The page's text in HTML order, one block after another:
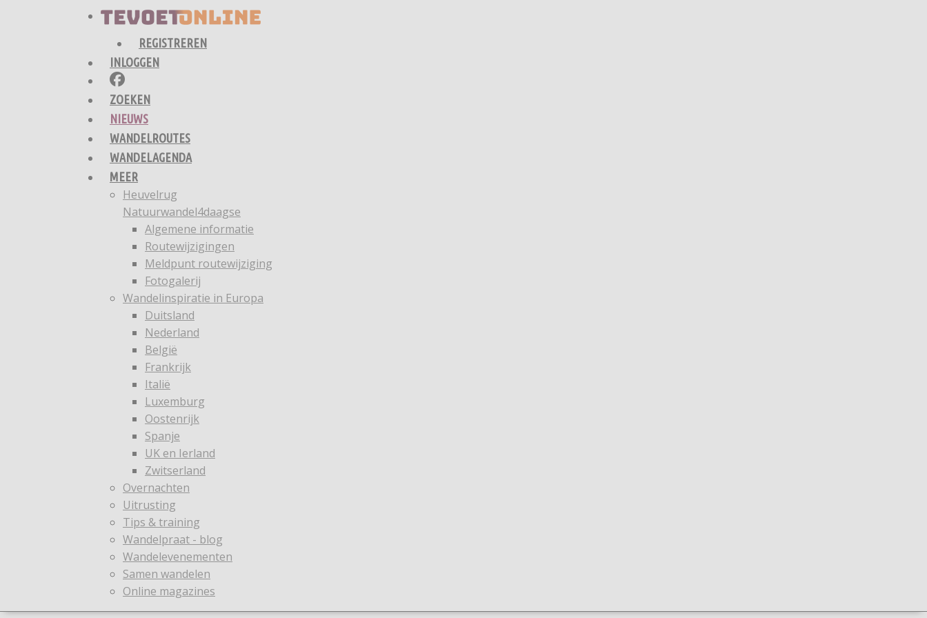
REGISTREREN
INLOGGEN
ZOEKEN
NIEUWS
WANDELROUTES
WANDELAGENDA
MEER
Heuvelrug
Natuurwandel4daagse
Algemene informatie
Routewijzigingen
Meldpunt routewijziging
Fotogalerij
Wandelinspiratie in Europa
Duitsland
Nederland
België
Frankrijk
Italië
Luxemburg
Oostenrijk
Spanje
UK en Ierland
Zwitserland
Overnachten
Uitrusting
Tips & training
Wandelpraat - blog
Wandelevenementen
Samen wandelen
Online magazines